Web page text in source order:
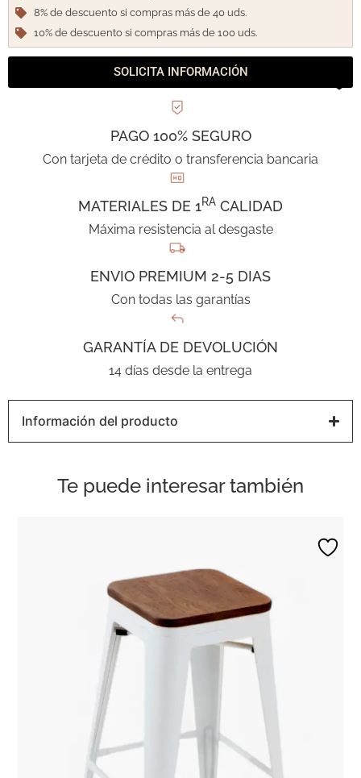
8% de descuento si compras más de 40 uds.
10% de descuento si compras más de 100 uds.
SOLICITA INFORMACIÓN
PAGO 100% SEGURO
Con tarjeta de crédito o transferencia bancaria
MATERIALES DE 1RA CALIDAD
Máxima resistencia al desgaste
ENVIO PREMIUM 2-5 DIAS
Con todas las garantías
GARANTÍA DE DEVOLUCIÓN
14 días desde la entrega
Información del producto
Te puede interesar también